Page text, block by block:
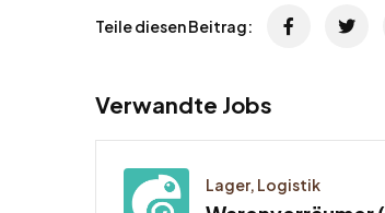
Teile diesen Beitrag:
Verwandte Jobs
Lager, Logistik